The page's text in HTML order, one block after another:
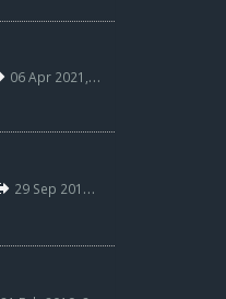
06 Apr 2021, 00:39
29 Sep 2019, 12:21